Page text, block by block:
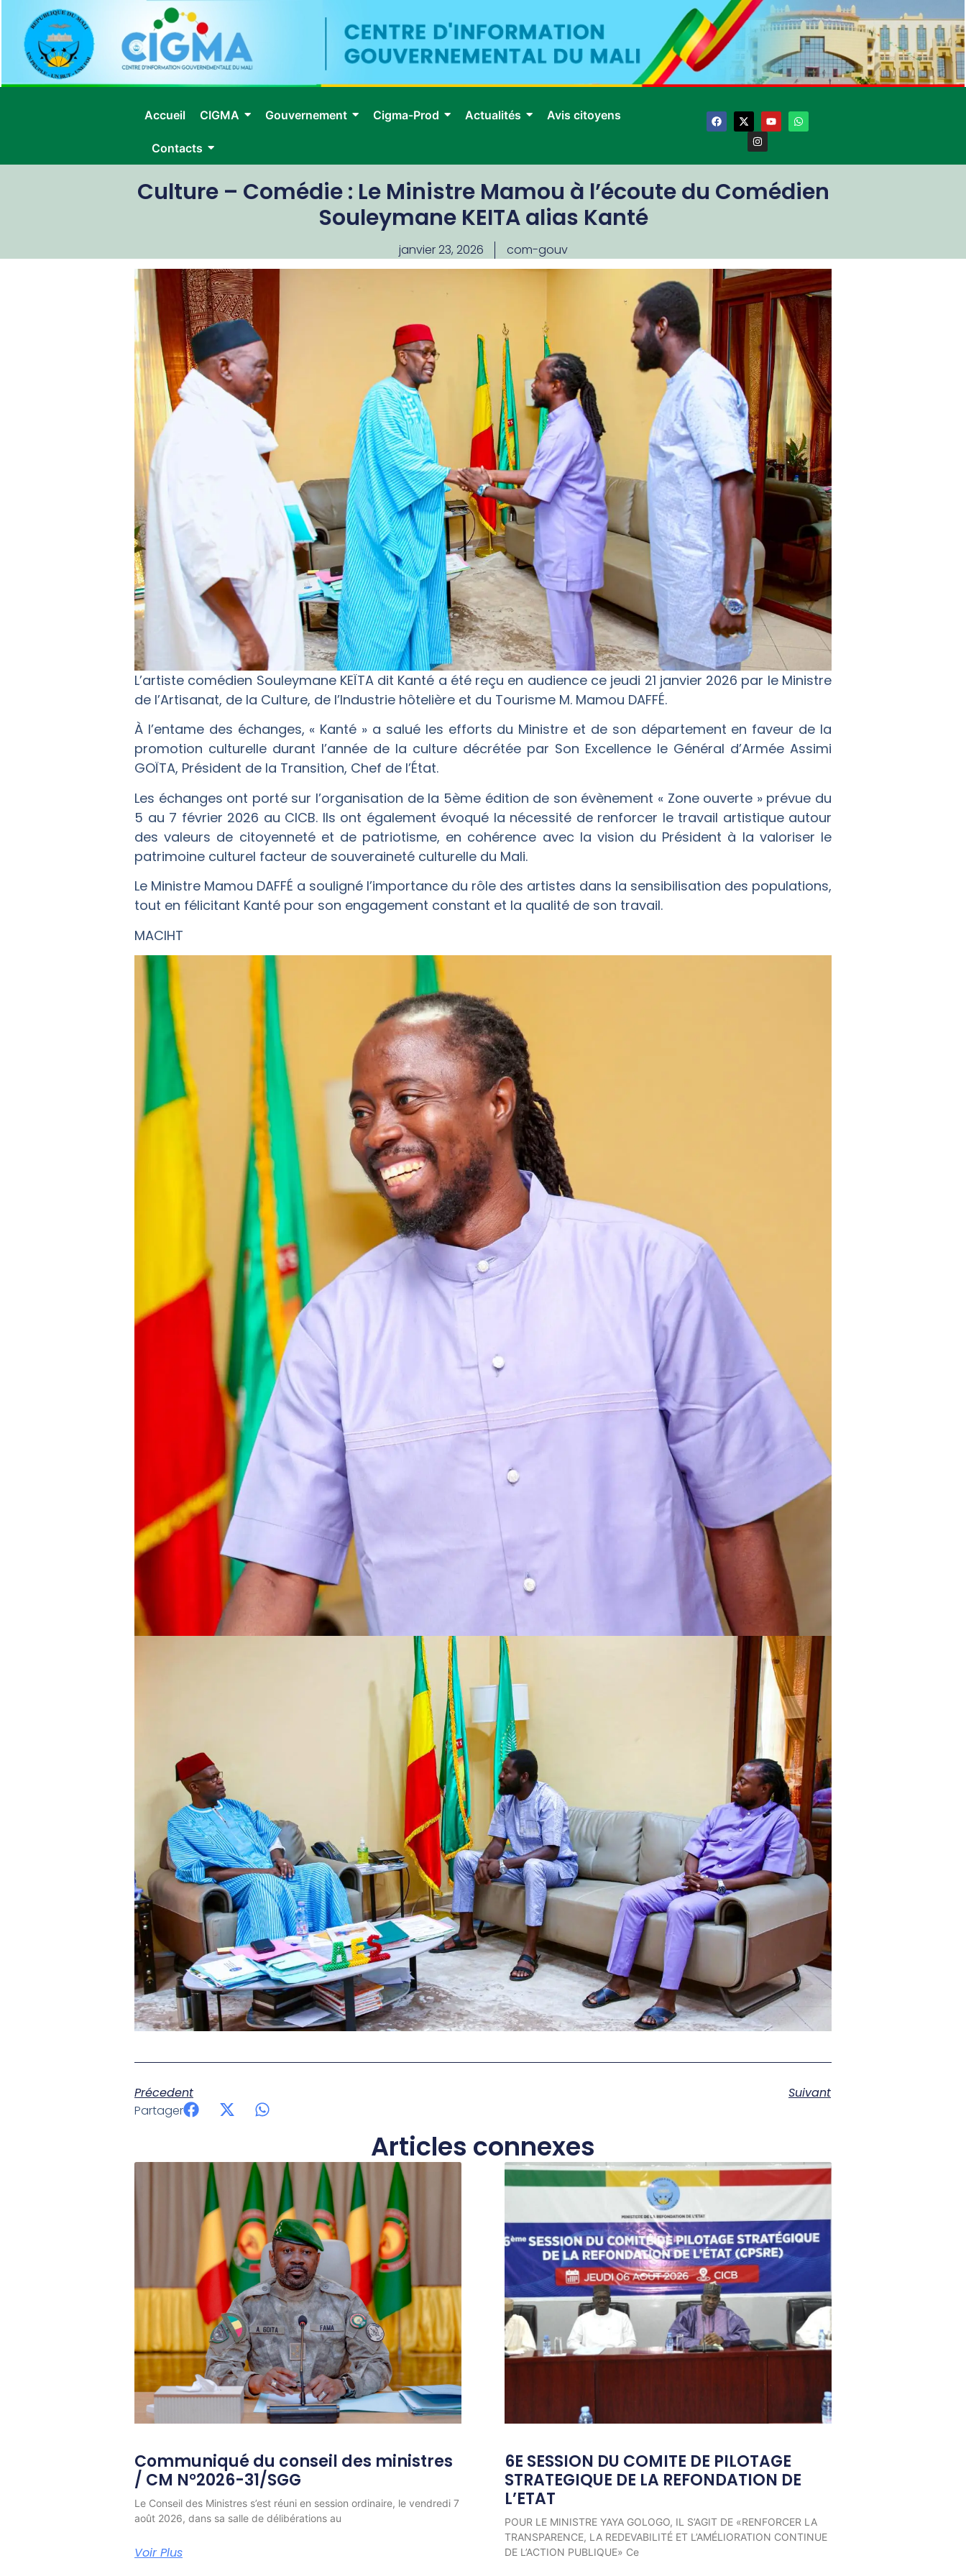
Accueil CIGMA Gouvernement Cigma-Prod Actualités Avis citoyens
Contacts
Culture – Comédie : Le Ministre Mamou à l’écoute du Comédien
Souleymane KEITA alias Kanté
janvier 23, 2026 com-gouv
L’artiste comédien Souleymane KEÏTA dit Kanté a été reçu en audience ce jeudi 21 janvier 2026 par le Ministre
de l’Artisanat, de la Culture, de l’Industrie hôtelière et du Tourisme M. Mamou DAFFÉ.
À l’entame des échanges, « Kanté » a salué les efforts du Ministre et de son département en faveur de la
promotion culturelle durant l’année de la culture décrétée par Son Excellence le Général d’Armée Assimi
GOÏTA, Président de la Transition, Chef de l’État.
Les échanges ont porté sur l’organisation de la 5ème édition de son évènement « Zone ouverte » prévue du
5 au 7 février 2026 au CICB. Ils ont également évoqué la nécessité de renforcer le travail artistique autour
des valeurs de citoyenneté et de patriotisme, en cohérence avec la vision du Président à la valoriser le
patrimoine culturel facteur de souveraineté culturelle du Mali.
Le Ministre Mamou DAFFÉ a souligné l’importance du rôle des artistes dans la sensibilisation des populations,
tout en félicitant Kanté pour son engagement constant et la qualité de son travail.
MACIHT
Précedent
Suivant
Partager
Articles connexes
Communiqué du conseil des ministres
/ CM N°2026-31/SGG
Le Conseil des Ministres s’est réuni en session ordinaire, le vendredi 7
août 2026, dans sa salle de délibérations au
Voir Plus
6E SESSION DU COMITE DE PILOTAGE
STRATEGIQUE DE LA REFONDATION DE
L’ETAT
POUR LE MINISTRE YAYA GOLOGO, IL S’AGIT DE «RENFORCER LA
TRANSPARENCE, LA REDEVABILITÉ ET L’AMÉLIORATION CONTINUE
DE L’ACTION PUBLIQUE» Ce